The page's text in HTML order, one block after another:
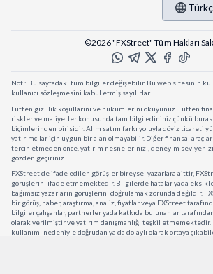
©2026 "FXStreet" Tüm Hakları
Not : Bu sayfadaki tüm bilgiler değişebilir. Bu web sitesinin
kullanıcı sözleşmesini kabul etmiş sayılırlar.
Lütfen gizlilik koşullarını ve hükümlerini okuyunuz. Lütfen
riskler ve maliyetler konusunda tam bilgi edininiz çünkü
biçimlerinden birisidir. Alım satım farkı yoluyla döviz ticareti
yatırımcılar için uygun bir alan olmayabilir. Diğer finansal
tercih etmeden önce, yatırım nesnelerinizi, deneyim
gözden geçiriniz.
FXStreet’de ifade edilen görüşler bireysel yazarlara aittir,
görüşlerini ifade etmemektedir. Bilgilerde hatalar yada
bağımsız yazarların görüşlerini doğrulamak zorunda değildir.
bir görüş, haber, araştırma, analiz, fiyatlar veya FXStreet
bilgiler çalışanlar, partnerler yada katkıda bulunanlar
olarak verilmiştir ve yatırım danışmanlığı teşkil
kullanımı nedeniyle doğrudan ya da dolaylı olarak ortaya